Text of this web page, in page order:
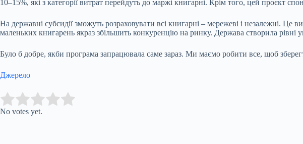
10–15%, які з категорії витрат перейдуть до маржі книгарні. Крім того, цей проєкт
На державні субсидії зможуть розраховувати всі книгарні – мережеві і незалежні.
маленьких книгарень якраз збільшить конкуренцію на ринку. Держава створила рівні
Було б добре, якби програма запрацювала саме зараз. Ми маємо робити все, щоб
Джерело
Rate this item:
No votes yet.